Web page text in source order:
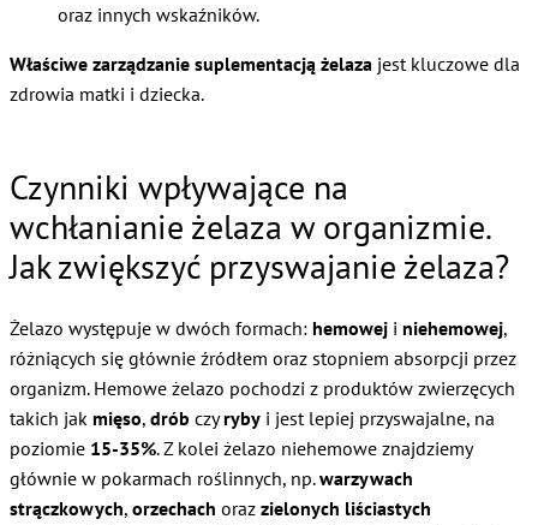
oraz innych wskaźników.
Właściwe zarządzanie suplementacją żelaza jest kluczowe dla
zdrowia matki i dziecka.
Czynniki wpływające na
wchłanianie żelaza w organizmie.
Jak zwiększyć przyswajanie żelaza?
Żelazo występuje w dwóch formach: hemowej i niehemowej,
różniących się głównie źródłem oraz stopniem absorpcji przez
organizm. Hemowe żelazo pochodzi z produktów zwierzęcych
takich jak mięso, drób czyryby i jest lepiej przyswajalne, na
poziomie 15-35%. Z kolei żelazo niehemowe znajdziemy
głównie w pokarmach roślinnych, np.warzywach
strączkowych, orzechach oraz zielonych liściastych